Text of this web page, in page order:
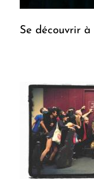
Se découvrir